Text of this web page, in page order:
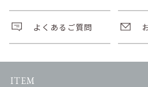
よくあるご質問
ITEM